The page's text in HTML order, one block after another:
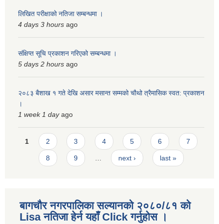
लिखित परीक्षाको नतिजा सम्बन्धमा ।
4 days 3 hours ago
संक्षिप्त सूचि प्रकाशन गरिएको सम्बन्धमा ।
5 days 2 hours ago
२०८३ बैशाख १ गते देखि असार मसान्त सम्मको चौथो त्रैमासिक स्वत: प्रकाशन
।
1 week 1 dayago
Pages
1 2 3 4 5 6 7
8 9 next › last »
बागचौर नगरपालिका सल्यानको २०८०/८१ को
Lisa नतिजा हेर्न यहाँ Click गर्नुहोस ।